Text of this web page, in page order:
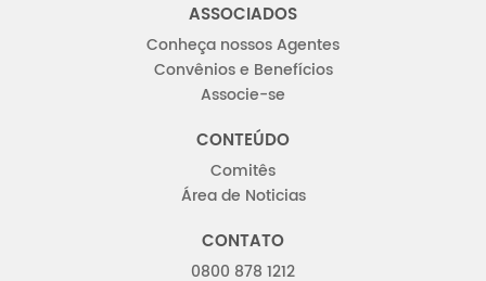
ASSOCIADOS
Conheça nossos Agentes
Convênios e Benefícios
Associe-se
CONTEÚDO
Comitês
Área de Noticias
CONTATO
0800 878 1212